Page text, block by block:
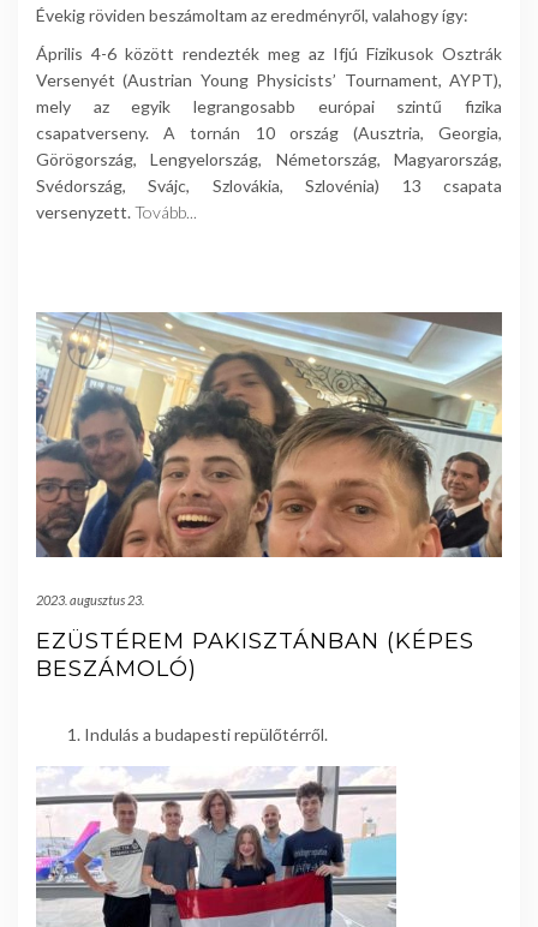
Évekig röviden beszámoltam az eredményről, valahogy így:
Április 4-6 között rendezték meg az Ifjú Fizikusok Osztrák
Versenyét (Austrian Young Physicists’ Tournament, AYPT),
mely az egyik legrangosabb európai szintű fizika
csapatverseny. A tornán 10 ország (Ausztria, Georgia,
Görögország, Lengyelország, Németország, Magyarország,
Svédország, Svájc, Szlovákia, Szlovénia) 13 csapata
versenyzett.Tovább...
2023. augusztus 23.
EZÜSTÉREM PAKISZTÁNBAN (KÉPES
BESZÁMOLÓ)
Indulás a budapesti repülőtérről.